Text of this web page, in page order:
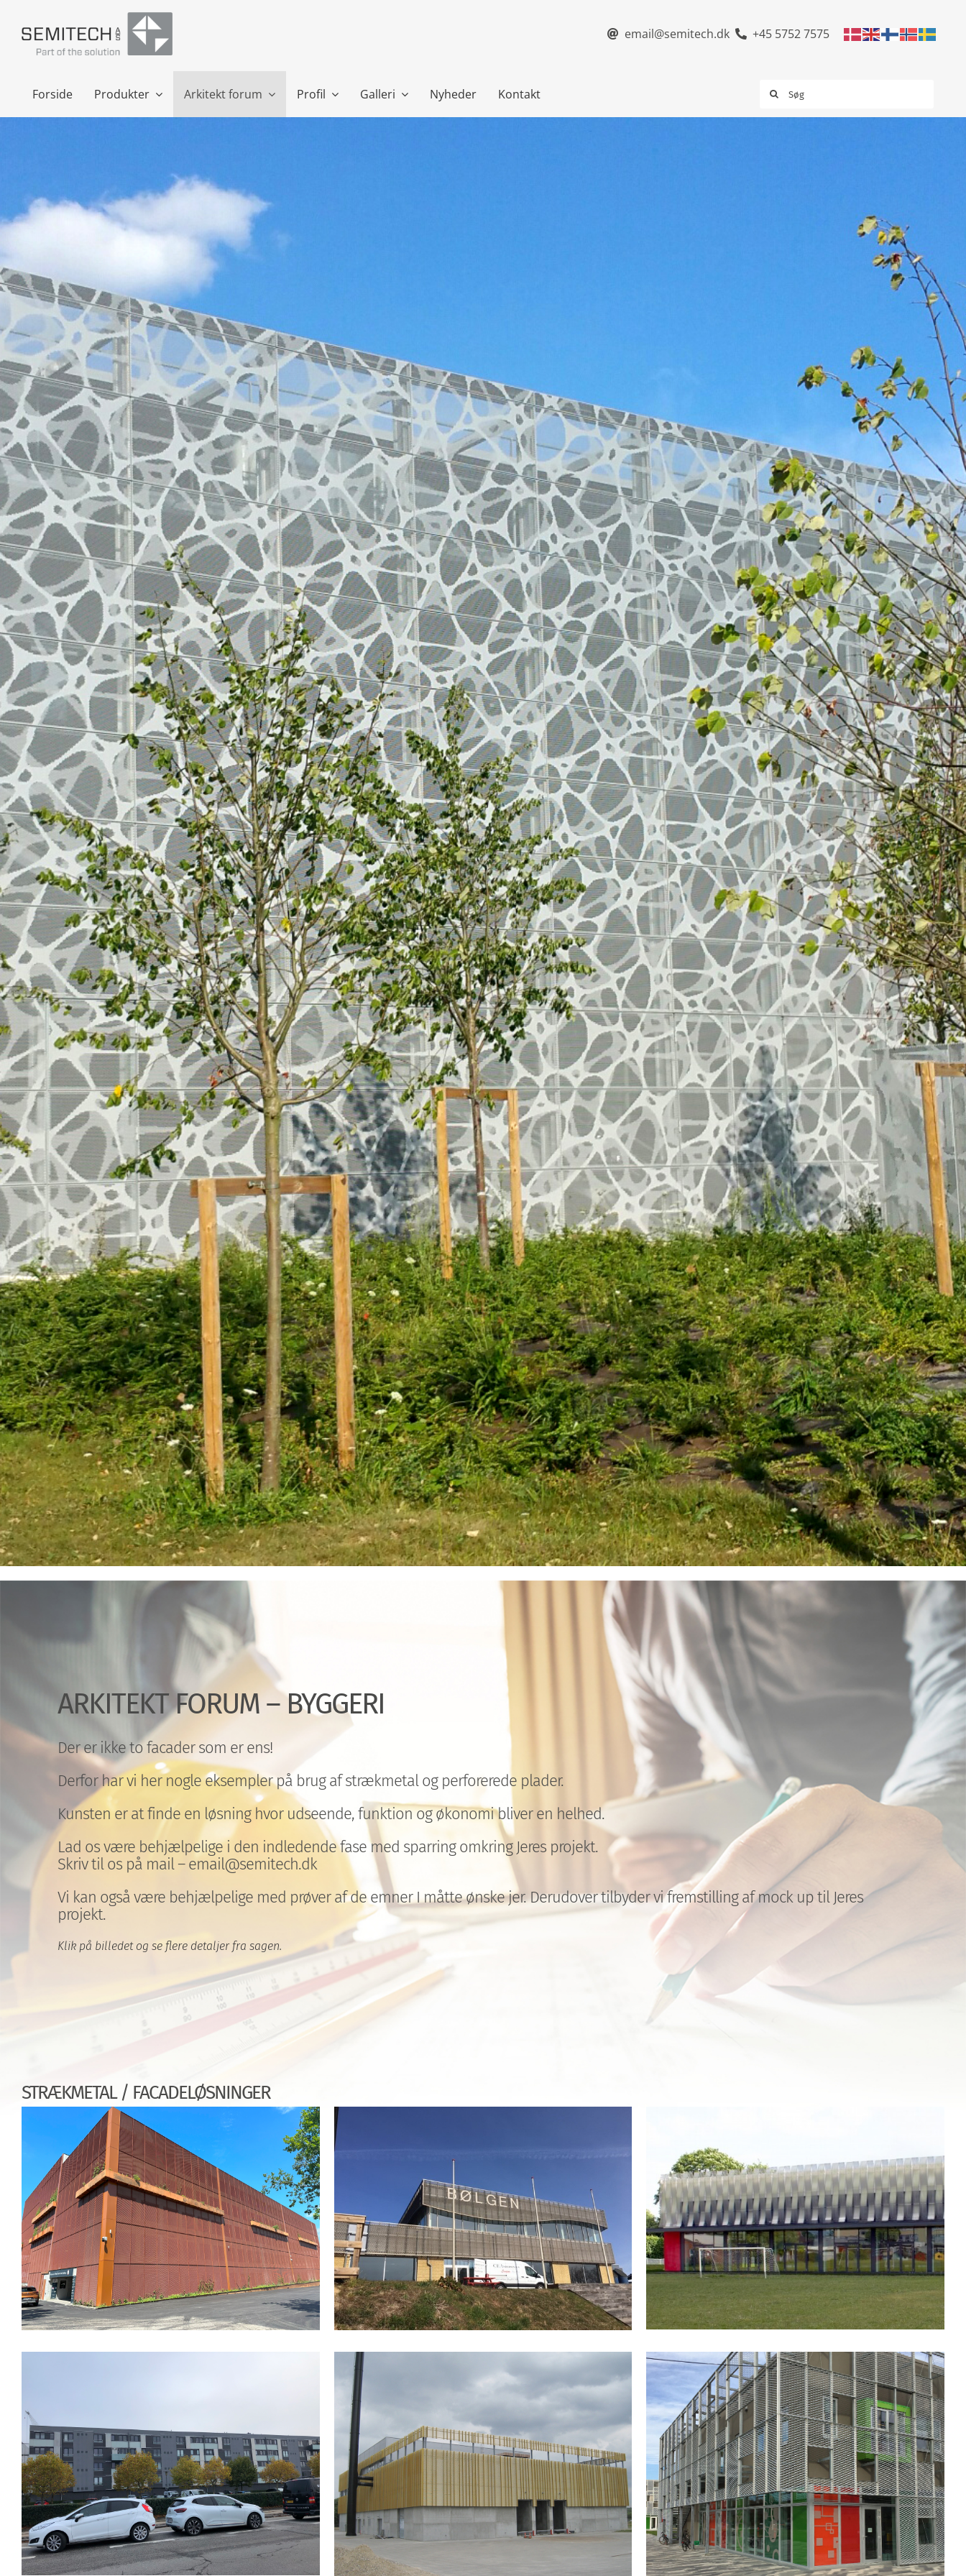
content
email@semitech.dk +45 5752 7575
Forside Produkter Arkitekt forum Profil Galleri Nyheder Kontakt
efter:
ARKITEKT FORUM – BYGGERI
Der er ikke to facader som er ens!
Derfor har vi her nogle eksempler på brug af strækmetal og perforerede plader.
Kunsten er at finde en løsning hvor udseende, funktion og økonomi bliver en helhed.
Lad os være behjælpelige i den indledende fase med sparring omkring Jeres projekt.
Skriv til os på mail – email@semitech.dk
Vi kan også være behjælpelige med prøver af de emner I måtte ønske jer. Derudover tilbyder vi fremstilling af mock up til Jeres
projekt.
Klik på billedet og se flere detaljer fra sagen.
STRÆKMETAL / FACADELØSNINGER